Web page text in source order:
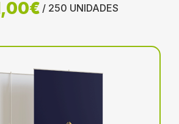
/ 250 UNIDADES